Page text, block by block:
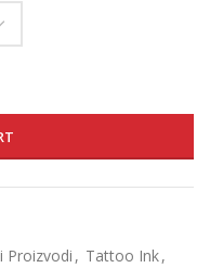
Proizvodi , Tattoo Ink,